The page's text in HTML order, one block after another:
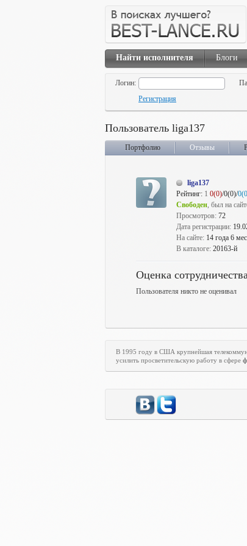
Найти исполнителя Блоги
Логин:
Регистрация
Пользователь liga137
Портфолио Отзывы
liga137
Рейтинг: 1 0(0)/0(0)/
Свободен, был на
Просмотров: 72
Дата регистрации:
На сайте: 14 года 6
В каталоге: 20163-й
Оценка
Пользователя никто не оценивал
В 1995 году в США крупнейшая
усилить просветительскую работу в сфере